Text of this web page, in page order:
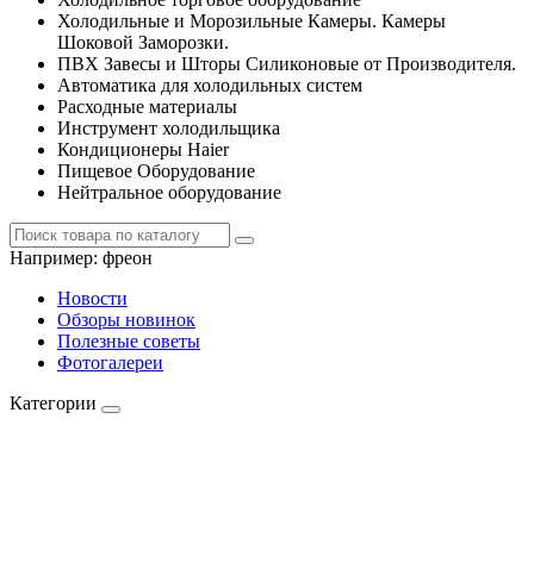
Холодильные и Морозильные Камеры. Камеры
Шоковой Заморозки.
ПВХ Завесы и Шторы Силиконовые от Производителя.
Автоматика для холодильных систем
Расходные материалы
Инструмент холодильщика
Кондиционеры Haier
Пищевое Оборудование
Нейтральное оборудование
Например: фреон
Новости
Обзоры новинок
Полезные советы
Фотогалереи
Категории